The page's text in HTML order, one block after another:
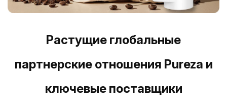
Растущие глобальные
партнерские отношения Pureza и
ключевые поставщики